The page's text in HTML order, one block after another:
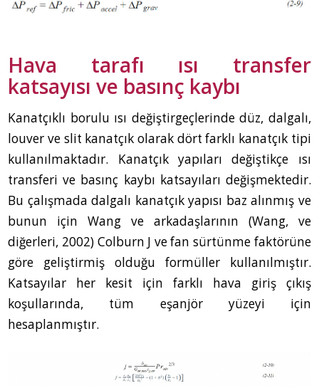
Hava tarafı ısı transfer
katsayısı ve basınç kaybı
Kanatçıklı borulu ısı değiştirgeçlerinde düz, dalgalı,
louver ve slit kanatçık olarak dört farklı kanatçık tipi
kullanılmaktadır. Kanatçık yapıları değiştikçe ısı
transferi ve basınç kaybı katsayıları değişmektedir.
Bu çalışmada dalgalı kanatçık yapısı baz alınmış ve
bunun için Wang ve arkadaşlarının (Wang, ve
diğerleri, 2002) Colburn J ve fan sürtünme faktörüne
göre geliştirmiş olduğu formüller kullanılmıştır.
Katsayılar her kesit için farklı hava giriş çıkış
koşullarında, tüm eşanjör yüzeyi için
hesaplanmıştır.